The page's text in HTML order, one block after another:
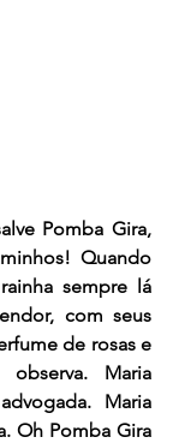
Pomba Gira,
Quando
sempre lá
com seus
de rosas e
Maria
Maria
Oh Pomba Gira